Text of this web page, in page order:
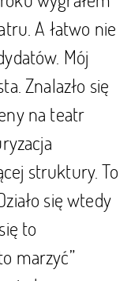
A łatwo nie
Mój
Znalazło się
na teatr
struktury. To
się wtedy
to
marzyć”